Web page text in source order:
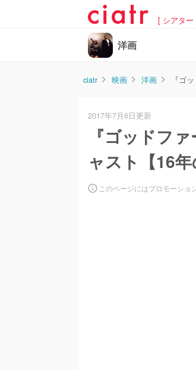
[ シアター
洋画
ciatr 映画 洋画 『ゴ
2017年7月6日更新
『ゴッドフ
ャスト【16年
このページにはプロモーショ